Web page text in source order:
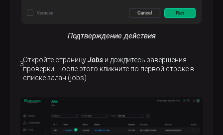
Подтверждение действия
Откройте страницуJobs и дождитесь завершения
проверки. После этого кликните по первой строке в
списке задач (jobs).